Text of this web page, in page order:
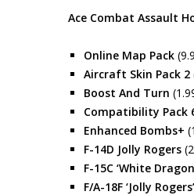
Ace Combat Assault
Online Map Pack
Aircraft Skin Pack 2
Boost And Turn
Compatibility Pack
Enhanced Bombs+
F-14D Jolly Rogers
F-15C ‘White
F/A-18F ‘Jolly Rogers’